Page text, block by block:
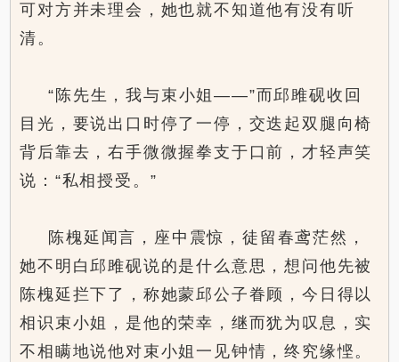
可对方并未理会，她也就不知道他有没有听
清。
“陈先生，我与束小姐——”而邱雎砚收回
目光，要说出口时停了一停，交迭起双腿向椅
背后靠去，右手微微握拳支于口前，才轻声笑
说：“私相授受。”
陈槐延闻言，座中震惊，徒留春鸢茫然，
她不明白邱雎砚说的是什么意思，想问他先被
陈槐延拦下了，称她蒙邱公子眷顾，今日得以
相识束小姐，是他的荣幸，继而犹为叹息，实
不相瞒地说他对束小姐一见钟情，终究缘悭。